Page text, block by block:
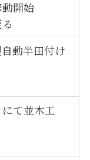
開始
動半田付け
て並木工